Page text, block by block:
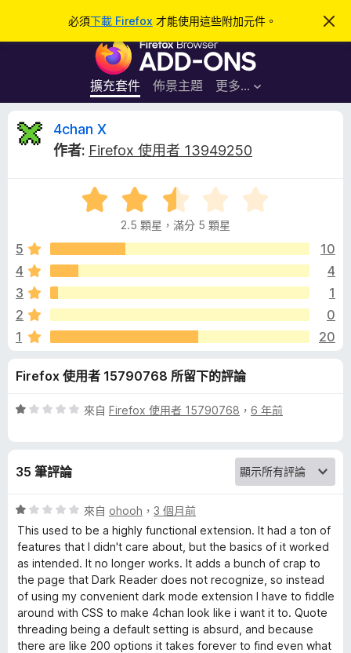
必須下載 Firefox 才能使用這些附加元件。
忽
此
F
r
e
o
x
覽
器
附
加
件
擴充套件 佈景主題 更多…
登入
4
a
n
X
的
評
4chan X
作者: Firefox 使用者 13949250
評
價
.
分
滿
5
2.5 顆星，滿分 5 顆星
5
10
4
4
3
1
2
0
1
20
Firefox 使用者 15790768 所留下的評論
評
，
分
5
分
來自 Firefox 使用者 15790768 ， 6 年前
35 筆評論
評
價
1
分
，
滿
分
5
分
來自 ohooh ， 3 個月前
This used to be a highly functional extension. It had a ton of
features that I didn't care about, but the basics of it worked
as intended. It no longer works. It adds a bunch of crap to
the page that Dark Reader does not recognize, so instead
of using my convenient dark mode extension I have to fiddle
around with CSS to make 4chan look like i want it to. Quote
threading being a default setting is absurd, and because
there are like 200 options it takes forever to find even what